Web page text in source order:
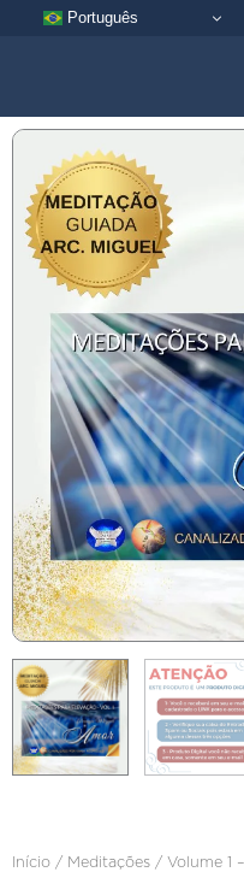
Português
Início / Meditações / Volume 1